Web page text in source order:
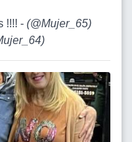
!!!! - (@Mujer_65)
)